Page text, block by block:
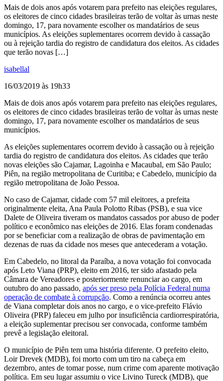
Mais de dois anos após votarem para prefeito nas eleições regulares,
os eleitores de cinco cidades brasileiras terão de voltar às urnas neste
domingo, 17, para novamente escolher os mandatários de seus
municípios. As eleições suplementares ocorrem devido à cassação
ou à rejeição tardia do registro de candidatura dos eleitos. As cidades
que terão novas […]
isabellal
16/03/2019 às 19h33
Mais de dois anos após votarem para prefeito nas eleições regulares,
os eleitores de cinco cidades brasileiras terão de voltar às urnas neste
domingo, 17, para novamente escolher os mandatários de seus
municípios.
As eleições suplementares ocorrem devido à cassação ou à rejeição
tardia do registro de candidatura dos eleitos. As cidades que terão
novas eleições são Cajamar, Lagoinha e Macaubal, em São Paulo;
Piên, na região metropolitana de Curitiba; e Cabedelo, município da
região metropolitana de João Pessoa.
No caso de Cajamar, cidade com 57 mil eleitores, a prefeita
originalmente eleita, Ana Paula Polotto Ribas (PSB), e sua vice
Dalete de Oliveira tiveram os mandatos cassados por abuso de poder
político e econômico nas eleições de 2016. Elas foram condenadas
por se beneficiar com a realização de obras de pavimentação em
dezenas de ruas da cidade nos meses que antecederam a votação.
Em Cabedelo, no litoral da Paraíba, a nova votação foi convocada
após Leto Viana (PRP), eleito em 2016, ter sido afastado pela
Câmara de Vereadores e posteriormente renunciar ao cargo, em
outubro do ano passado, após ser preso pela Polícia Federal numa
operação de combate à corrupção. Como a renúncia ocorreu antes
de Viana completar dois anos no cargo, e o vice-prefeito Flávio
Oliveira (PRP) faleceu em julho por insuficiência cardiorrespiratória,
a eleição suplementar precisou ser convocada, conforme também
prevê a legislação eleitoral.
O município de Piên tem uma história diferente. O prefeito eleito,
Loir Drevek (MDB), foi morto com um tiro na cabeça em
dezembro, antes de tomar posse, num crime com aparente motivação
política. Em seu lugar assumiu o vice Livino Tureck (MDB), que